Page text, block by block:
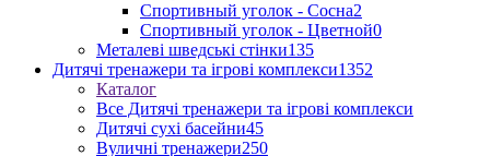
Спортивный уголок - Сосна2
Спортивный уголок - Цветной0
Металеві шведські стінки135
Дитячі тренажери та ігрові комплекси1352
Каталог
Все Дитячі тренажери та ігрові комплекси
Дитячі сухі басейни45
Вуличні тренажери250